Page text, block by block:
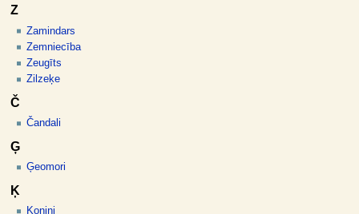
Z
Zamindars
Zemniecība
Zeugīts
Zilzeķe
Č
Čandali
Ģ
Ģeomori
Ķ
Ķoniņi